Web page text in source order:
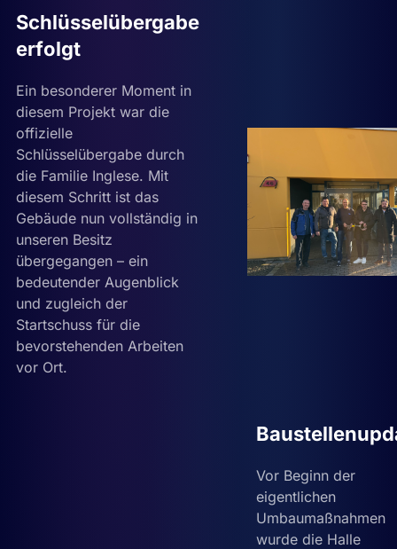
Schlüsselübergabe
erfolgt
Ein besonderer Moment in
diesem Projekt war die
offizielle
Schlüsselübergabe durch
die Familie Inglese. Mit
diesem Schritt ist das
Gebäude nun vollständig in
unseren Besitz
übergegangen – ein
bedeutender Augenblick
und zugleich der
Startschuss für die
bevorstehenden Arbeiten
vor Ort.
Vor Beginn der
eigentlichen
Umbaumaßnahmen
wurde die Halle